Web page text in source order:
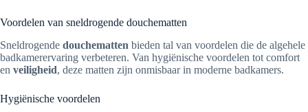
Voordelen van sneldrogende douchematten
Sneldrogende douchematten bieden tal van voordelen die de algehele
badkamerervaring verbeteren. Van hygiënische voordelen tot comfort
en veiligheid, deze matten zijn onmisbaar in moderne badkamers.
Hygiënische voordelen